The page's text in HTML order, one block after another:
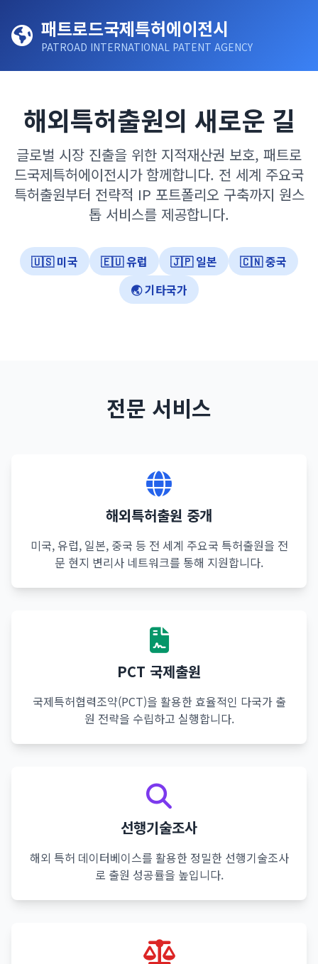
패트로드국제특허에이전시
PATROAD INTERNATIONAL PATENT AGENCY
해외특허출원의 새로운 길
글로벌 시장 진출을 위한 지적재산권 보호, 패트로
드국제특허에이전시가 함께합니다. 전 세계 주요국
특허출원부터 전략적 IP 포트폴리오 구축까지 원스
톱 서비스를 제공합니다.
🇺🇸 미국 🇪🇺 유럽 🇯🇵 일본
🇨🇳 중국
🌏 기타국가
전문 서비스
해외특허출원 중개
미국, 유럽, 일본, 중국 등 전 세계 주요국 특허출원을 전
문 현지 변리사 네트워크를 통해 지원합니다.
PCT 국제출원
국제특허협력조약(PCT)을 활용한 효율적인 다국가 출
원 전략을 수립하고 실행합니다.
선행기술조사
해외 특허 데이터베이스를 활용한 정밀한 선행기술조사
로 출원 성공률을 높입니다.